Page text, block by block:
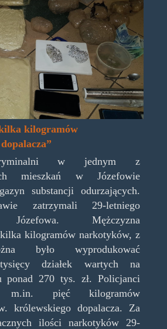
kilogramów
w jednym z
mieszkań w Józefowie
substancji odurzających.
zatrzymali 29-letniego
Józefowa. Mężczyzna
kilka kilogramów narkotyków, z
było wyprodukować
działek wartych na
ponad 270 tys. zł. Policjanci
m.in. pięć kilogramów
królewskiego dopalacza. Za
ilości narkotyków 29-